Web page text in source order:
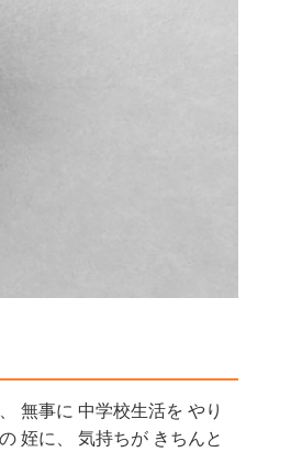
無事に 中学校生活を やり
姪に、 気持ちが きちんと